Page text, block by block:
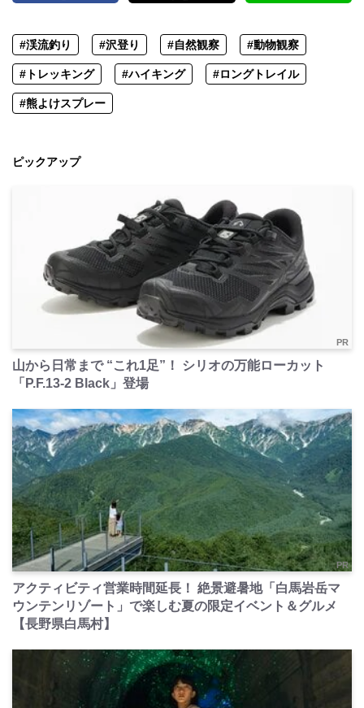
#渓流釣り #沢登り #自然観察 #動物観察
#トレッキング #ハイキング #ロングトレイル
#熊よけスプレー
ピックアップ
PR
山から日常まで “これ1足”！ シリオの万能ローカット
「P.F.13-2 Black」登場
PR
アクティビティ営業時間延長！ 絶景避暑地「白馬岩岳マ
ウンテンリゾート」で楽しむ夏の限定イベント＆グルメ
【長野県白馬村】